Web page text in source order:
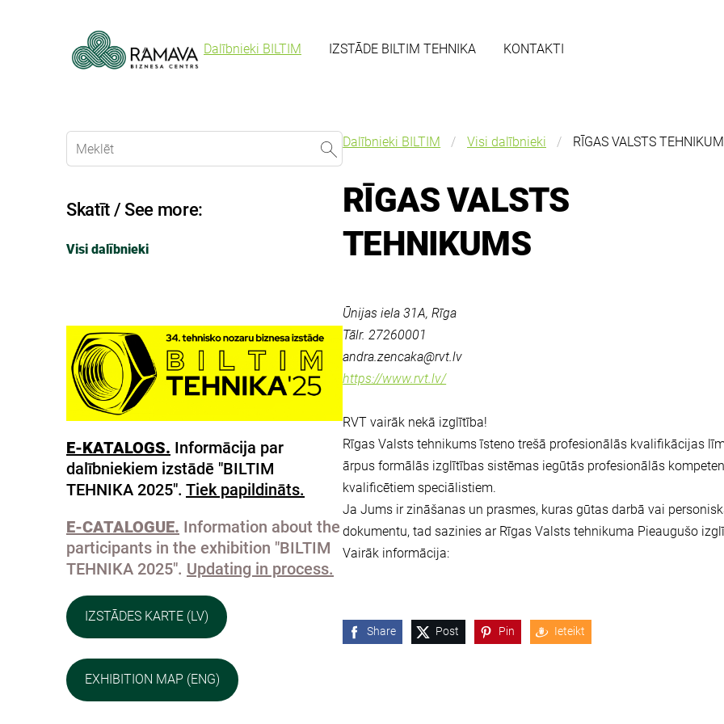
Dalībnieki BILTIM IZSTĀDE BILTIM TEHNIKA KONTAKTI
Skatīt / See more:
Visi dalībnieki
E-KATALOGS. Informācija par
dalībniekiem izstādē "BILTIM
TEHNIKA 2025". Tiek papildināts.
E-CATALOGUE. Information about the
participants in the exhibition "BILTIM
TEHNIKA 2025". Updating in process.
IZSTĀDES KARTE (LV)
EXHIBITION MAP (ENG)
Dalībnieki BILTIM Visi dalībnieki RĪGAS VALSTS
RĪGAS VALSTS
TEHNIKUMS
Ūnijas iela 31A, Rīga
Tālr. 27260001
andra.zencaka@rvt.lv
https://www.rvt.lv/
RVT vairāk nekā izglītība!
Rīgas Valsts tehnikums īsteno trešā profesionālās kvalifikācijas
ārpus formālās izglītības sistēmas iegūtās profesionālās
kvalificētiem speciālistiem.
Ja Jums ir zināšanas un prasmes, kuras gūtas darbā vai
dokumentu, tad sazinies ar Rīgas Valsts tehnikuma Pieaugušo
Vairāk informācija:
Share Post Pin Ieteikt